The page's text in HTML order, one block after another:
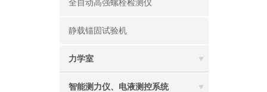
全自动高强螺栓检测仪
静载锚固试验机
力学室
智能测力仪、电液测控系统